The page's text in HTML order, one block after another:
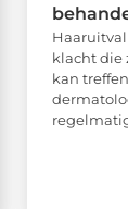
klacht die
kan